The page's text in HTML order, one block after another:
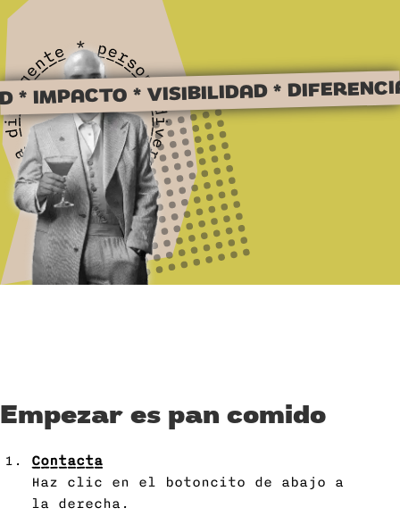
VISIBILIDAD DIFERENCIACIÓN
Empezar es pan comido
Contacta
Haz clic en el botoncito de abajo a
la derecha.